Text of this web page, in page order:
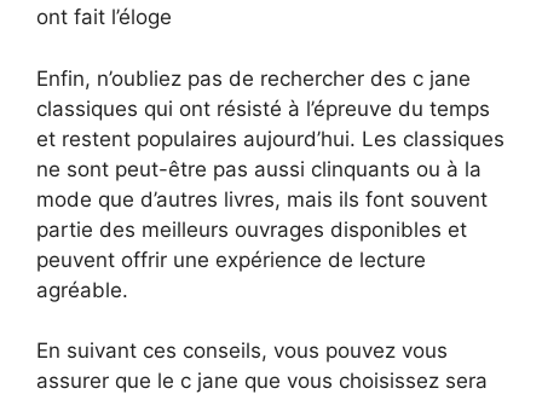
ont fait l’éloge
Enfin, n’oubliez pas de rechercher des c jane
classiques qui ont résisté à l’épreuve du temps
et restent populaires aujourd’hui. Les classiques
ne sont peut-être pas aussi clinquants ou à la
mode que d’autres livres, mais ils font souvent
partie des meilleurs ouvrages disponibles et
peuvent offrir une expérience de lecture
agréable.
En suivant ces conseils, vous pouvez vous
assurer que le c jane que vous choisissez sera